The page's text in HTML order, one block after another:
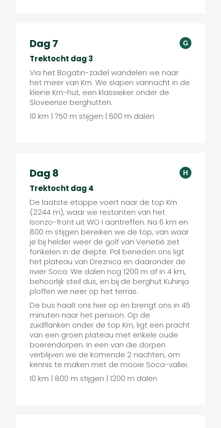
Dag 7 G
Trektocht dag 3
Via het Bogatin-zadel wandelen we naar
het meer van Krn. We slapen vannacht in de
kleine Krn-hut, een klassieker onder de
Sloveense berghutten.
10 km | 750 m stijgen | 600 m dalen
Dag 8 H
Trektocht dag 4
De laatste etappe voert naar de top Krn
(2244 m), waar we restanten van het
Isonzo-front uit WO I aantreffen. Na 6 km en
800 m stijgen bereiken we de top, van waar
je bij helder weer de golf van Venetië ziet
fonkelen in de diepte. Pal beneden ons ligt
het plateau van Dreznica en daaronder de
rivier Soca. We dalen nog 1200 m af in 4 km,
behoorlijk steil dus, en bij de berghut Kuhinja
ploffen we neer op het terras.
De bus haalt ons hier op en brengt ons in 45
minuten naar het pension. Op de
zuidflanken onder de top Krn, ligt een pracht
van een groen plateau met enkele oude
boerendorpen. In een van die dorpen
verblijven we de komende 2 nachten, om
kennis te maken met de mooie Soca-vallei.
10 km | 800 m stijgen | 1200 m dalen